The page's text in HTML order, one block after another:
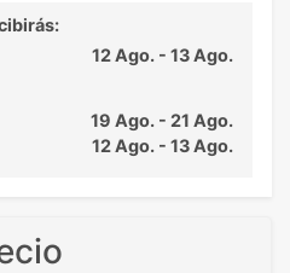
12 Ago. - 13 Ago.
19 Ago. - 21 Ago.
12 Ago. - 13 Ago.